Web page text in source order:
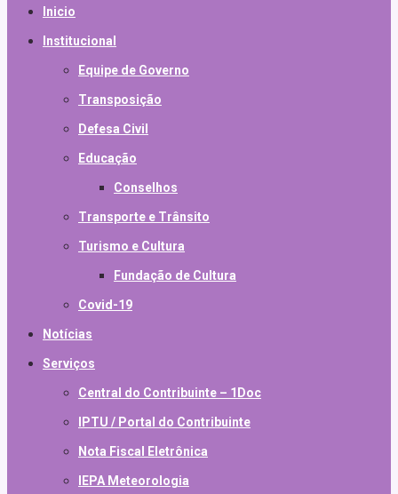
Inicio
Institucional
Equipe de Governo
Transposição
Defesa Civil
Educação
Conselhos
Transporte e Trânsito
Turismo e Cultura
Fundação de Cultura
Covid-19
Notícias
Serviços
Central do Contribuinte – 1Doc
IPTU / Portal do Contribuinte
Nota Fiscal Eletrônica
IEPA Meteorologia